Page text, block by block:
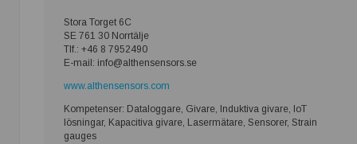
Stora Torget 6C
SE 761 30 Norrtälje
Tlf.: +46 8 7952490
E-mail: info@althensensors.se
www.althensensors.com
Kompetenser: Dataloggare, Givare, Induktiva givare, IoT
lösningar, Kapacitiva givare, Lasermätare, Sensorer, Strain
gauges